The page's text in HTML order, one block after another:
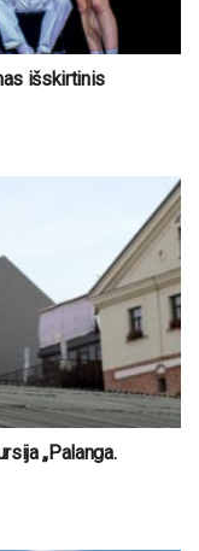
išskirtinis
„Palanga.